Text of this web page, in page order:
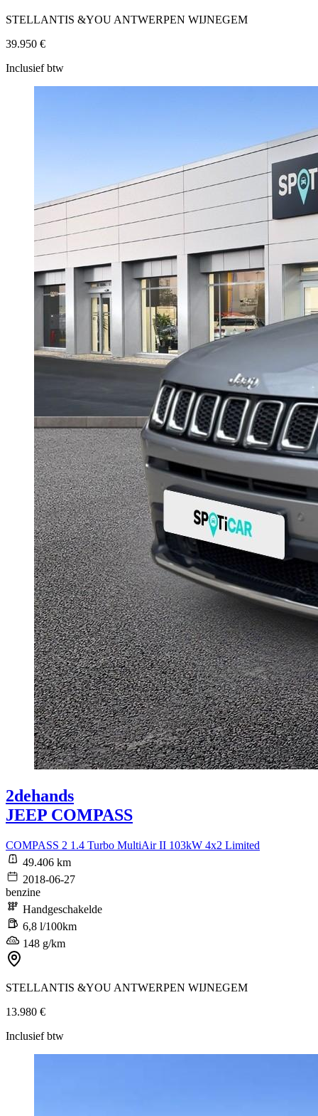
STELLANTIS &YOU ANTWERPEN WIJNEGEM
39.950 €
Inclusief btw
2dehands
JEEP COMPASS
COMPASS 2 1.4 Turbo MultiAir II 103kW 4x2 Limited
49.406 km
2018-06-27
benzine
Handgeschakelde
6,8 l/100km
148 g/km
STELLANTIS &YOU ANTWERPEN WIJNEGEM
13.980 €
Inclusief btw